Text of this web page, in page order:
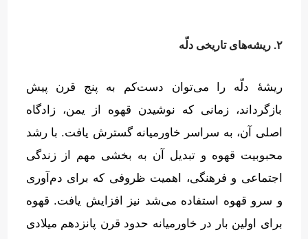
۲. ریشه‌های تاریخی دلّه
ریشهٔ دلّه را می‌توان دست‌کم به پنج قرن پیش
بازگرداند، زمانی که نوشیدن قهوه از یمن، زادگاه
اصلی آن، به سراسر خاورمیانه گسترش یافت. با رشد
محبوبیت قهوه و تبدیل آن به بخشی مهم از زندگی
اجتماعی و فرهنگی، اهمیت ظروفی که برای دم‌آوری
و سرو قهوه استفاده می‌شد نیز افزایش یافت. قهوه
برای اولین بار در خاورمیانه حدود قرن پانزدهم میلادی